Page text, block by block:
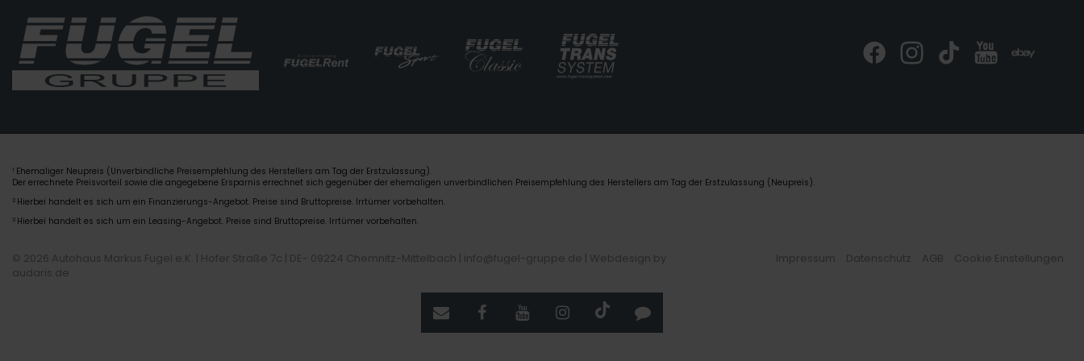
1 Ehemaliger Neupreis (Unverbindliche Preisempfehlung des Herstellers am Tag der Erstzulassung).
Der errechnete Preisvorteil sowie die angegebene Ersparnis errechnet sich gegenüber der ehemaligen unverbindlichen Preisempfehlung des Herstellers am Tag der Erstzulassung (Neupreis).
2 Hierbei handelt es sich um ein Finanzierungs-Angebot. Preise sind Bruttopreise. Irrtümer vorbehalten.
3 Hierbei handelt es sich um ein Leasing-Angebot. Preise sind Bruttopreise. Irrtümer vorbehalten.
© 2026 Autohaus Markus Fugel e.K. | Hofer Straße 7c | DE- 09224 Chemnitz-Mittelbach | info@fugel-gruppe.de | Webdesign by
audaris.de
Impressum Datenschutz AGB Cookie Einstellungen